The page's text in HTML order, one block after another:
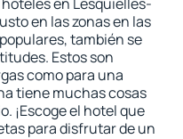
en las zonas en las
también se
Estos son
como para una
tiene muchas cosas
¡Escoge el hotel que
para disfrutar de un